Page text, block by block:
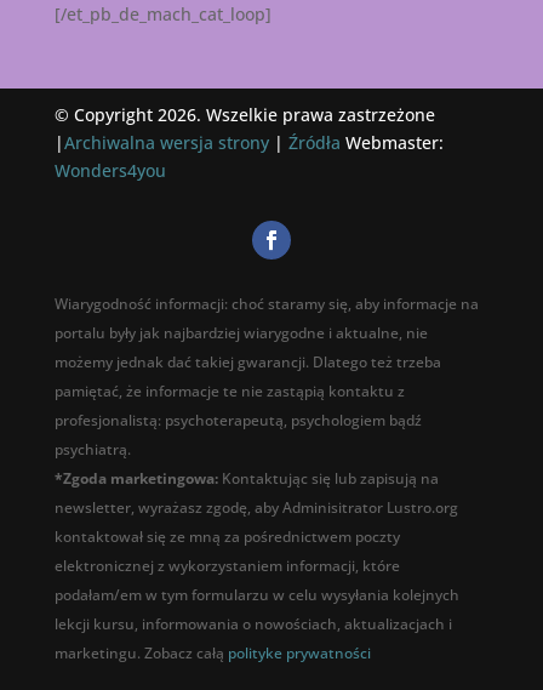
[/et_pb_de_mach_cat_loop]
© Copyright 2026. Wszelkie prawa zastrzeżone
|Archiwalna wersja strony| Źródła Webmaster:
Wonders4you
Wiarygodność informacji: choć staramy się, aby informacje na
portalu były jak najbardziej wiarygodne i aktualne, nie
możemy jednak dać takiej gwarancji. Dlatego też trzeba
pamiętać, że informacje te nie zastąpią kontaktu z
profesjonalistą: psychoterapeutą, psychologiem bądź
psychiatrą.
*Zgoda marketingowa: Kontaktując się lub zapisują na
newsletter, wyrażasz zgodę, aby Adminisitrator Lustro.org
kontaktował się ze mną za pośrednictwem poczty
elektronicznej z wykorzystaniem informacji, które
podałam/em w tym formularzu w celu wysyłania kolejnych
lekcji kursu, informowania o nowościach, aktualizacjach i
marketingu. Zobacz całą polityke prywatności